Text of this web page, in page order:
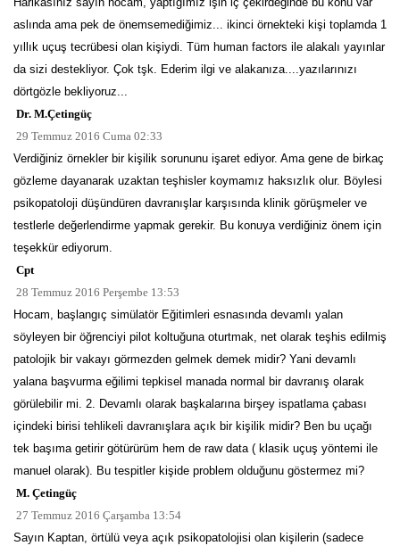
aslında ama pek de önemsemediğimiz... ikinci örnekteki kişi toplamda 1
yıllık uçuş tecrübesi olan kişiydi. Tüm human factors ile alakalı yayınlar
da sizi destekliyor. Çok tşk. Ederim ilgi ve alakanıza....yazılarınızı
dörtgözle bekliyoruz...
Dr. M.Çetingüç
29 Temmuz 2016 Cuma 02:33
Verdiğiniz örnekler bir kişilik sorununu işaret ediyor. Ama gene de birkaç
gözleme dayanarak uzaktan teşhisler koymamız haksızlık olur. Böylesi
psikopatoloji düşündüren davranışlar karşısında klinik görüşmeler ve
testlerle değerlendirme yapmak gerekir. Bu konuya verdiğiniz önem için
teşekkür ediyorum.
Cpt
28 Temmuz 2016 Perşembe 13:53
Hocam, başlangıç simülatör Eğitimleri esnasında devamlı yalan
söyleyen bir öğrenciyi pilot koltuğuna oturtmak, net olarak teşhis edilmiş
patolojik bir vakayı görmezden gelmek demek midir? Yani devamlı
yalana başvurma eğilimi tepkisel manada normal bir davranış olarak
görülebilir mi. 2. Devamlı olarak başkalarına birşey ispatlama çabası
içindeki birisi tehlikeli davranışlara açık bir kişilik midir? Ben bu uçağı
tek başıma getirir götürürüm hem de raw data ( klasik uçuş yöntemi ile
manuel olarak). Bu tespitler kişide problem olduğunu göstermez mi?
M. Çetingüç
27 Temmuz 2016 Çarşamba 13:54
Sayın Kaptan, örtülü veya açık psikopatolojisi olan kişilerin (sadece